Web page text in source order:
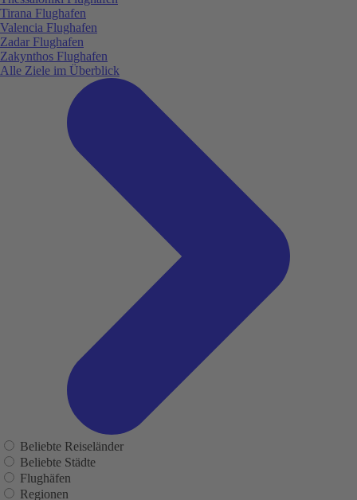
Tirana Flughafen
Valencia Flughafen
Zadar Flughafen
Zakynthos Flughafen
Alle Ziele im Überblick
Beliebte Reiseländer
Beliebte Städte
Flughäfen
Regionen